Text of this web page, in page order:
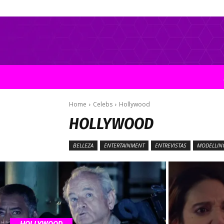
Home Celebs Hollywood
HOLLYWOOD
BELLEZA ENTERTAINMENT ENTREVISTAS